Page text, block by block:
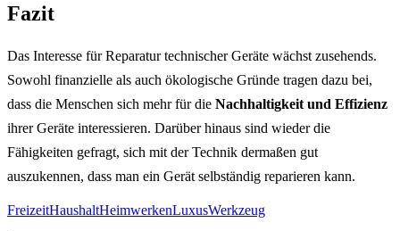
Fazit
Das Interesse für Reparatur technischer Geräte wächst zusehends.
Sowohl finanzielle als auch ökologische Gründe tragen dazu bei,
dass die Menschen sich mehr für die Nachhaltigkeit und Effizienz
ihrer Geräte interessieren. Darüber hinaus sind wieder die
Fähigkeiten gefragt, sich mit der Technik dermaßen gut
auszukennen, dass man ein Gerät selbständig reparieren kann.
FreizeitHaushaltHeimwerkenLuxusWerkzeug